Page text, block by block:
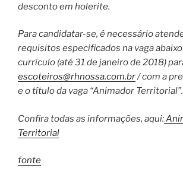
desconto em holerite.
Para candidatar-se, é necessário
requisitos especificados na vaga
currículo (até 31 de janeiro de 2018)
escoteiros@rhnossa.com.br/ com a
e o título da vaga “Animador Territorial”.
Confira todas as informações, aqui:
Territorial
fonte